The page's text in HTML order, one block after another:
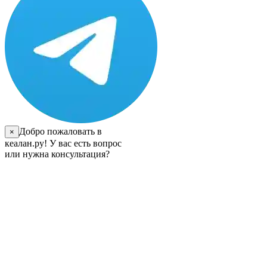
×
Добро пожаловать в
кеалан.ру! У вас есть вопрос
или нужна консультация?